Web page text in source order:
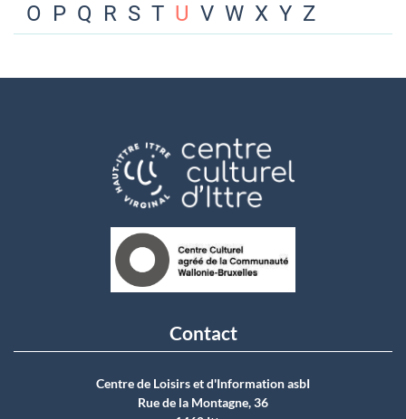
O P Q R S T U V W X Y Z
Contact
Centre de Loisirs et d'Information asbI
Rue de la Montagne, 36